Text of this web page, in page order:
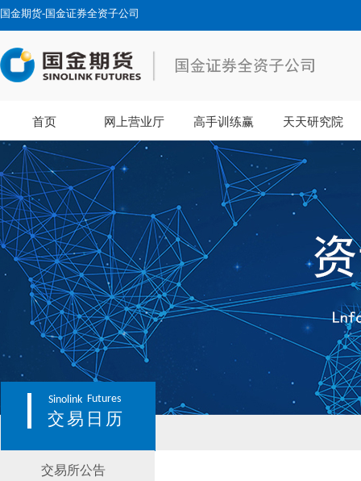
国金期货-国金证券全资子公司
首页 网上营业厅 高手训练赢 天天研究院
Sinolink Futures
交易日历
交易所公告